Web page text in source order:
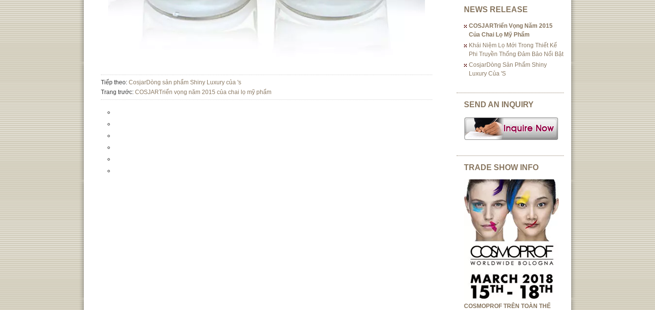
Tiếp theo: CosjarDòng sản phẩm Shiny Luxury của 's
Trang trước: COSJARTriển vọng năm 2015 của chai lọ mỹ phẩm
NEWS RELEASE
COSJARTriển Vọng Năm 2015
Của Chai Lọ Mỹ Phẩm
Khái Niệm Lọ Mới Trong Thiết Kế
Phi Truyền Thống Đảm Bảo Nổi Bật
CosjarDòng Sản Phẩm Shiny
Luxury Của 's
SEND AN INQUIRY
TRADE SHOW INFO
COSMOPROF TRÊN TOÀN THẾ